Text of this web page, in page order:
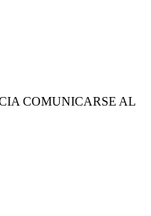
COMUNICARSE AL